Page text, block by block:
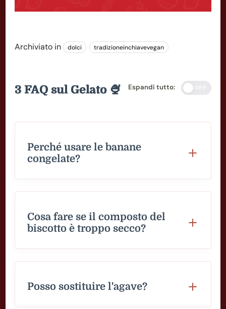
Archiviato in dolci tradizioneinchiavevegan
3 FAQ sul Gelato 🍨 Espandi tutto:
Perché usare le banane
congelate?
Cosa fare se il composto del
biscotto è troppo secco?
Posso sostituire l'agave?